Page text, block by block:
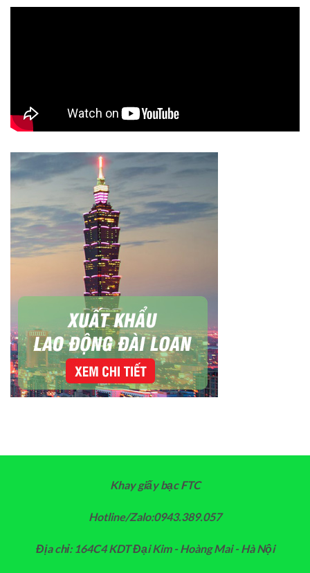
Khay giấy bạc FTC
Hotline/Zalo:0943.389.057
Địa chỉ: 164C4 KDT Đại Kim - Hoàng Mai - Hà Nội